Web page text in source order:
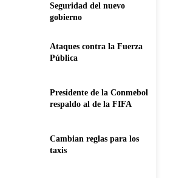
Seguridad del nuevo
gobierno
Ataques contra la Fuerza
Pública
Presidente de la Conmebol
respaldo al de la FIFA
Cambian reglas para los
taxis